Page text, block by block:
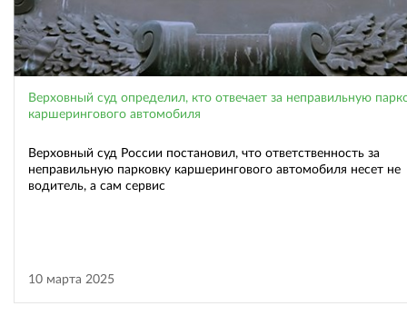
Верховный суд определил, кто отвечает за неправильную
каршерингового автомобиля
Верховный суд России постановил, что ответственность за
неправильную парковку каршерингового автомобиля несет не
водитель, а сам сервис
10 марта 2025